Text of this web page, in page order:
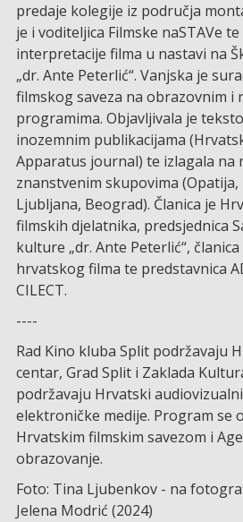
predaje kolegije iz područja
je i voditeljica Filmske naSTAVe
interpretacije filma u nastavi na
„dr. Ante Peterlić“. Vanjska je
filmskog saveza na obrazovnim i
programima. Objavljivala je
inozemnim publikacijama
Apparatus journal) te izlagala na
znanstvenim skupovima (Opatija,
Ljubljana, Beograd). Članica je
filmskih djelatnika, predsjednica
kulture „dr. Ante Peterlić“,
hrvatskog filma te predstavnica
CILECT.
----
Rad Kino kluba Split podržavaju
centar, Grad Split i Zaklada
podržavaju Hrvatski
elektroničke medije. Program se
Hrvatskim filmskim savezom i
obrazovanje.
Foto: Tina Ljubenkov - na
Jelena Modrić (2024)